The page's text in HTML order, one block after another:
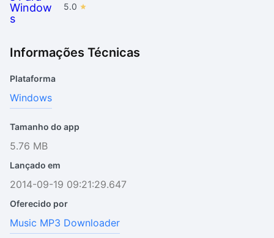
5.0
Informações Técnicas
Plataforma
Windows
Tamanho do app
5.76 MB
Lançado em
2014-09-19 09:21:29.647
Oferecido por
Music MP3 Downloader